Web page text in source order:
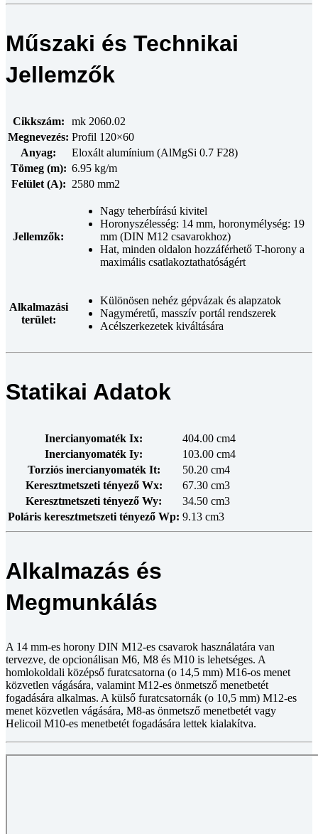
Műszaki és Technikai
Jellemzők
Cikkszám:
mk 2060.02
Megnevezés: Profil 120×60
Anyag:
Eloxált alumínium (AlMgSi 0.7 F28)
Tömeg (m): 6.95 kg/m
Felület (A): 2580 mm2
Jellemzők:
Nagy teherbírású kivitel
Horonyszélesség: 14 mm, horonymélység: 19
mm (DIN M12 csavarokhoz)
Hat, minden oldalon hozzáférhető T-horony a
maximális csatlakoztathatóságért
Alkalmazási
terület:
Különösen nehéz gépvázak és alapzatok
Nagyméretű, masszív portál rendszerek
Acélszerkezetek kiváltására
Statikai Adatok
Inercianyomaték Ix:
404.00 cm4
Inercianyomaték Iy:
103.00 cm4
Torziós inercianyomaték It:
50.20 cm4
Keresztmetszeti tényező Wx:
67.30 cm3
Keresztmetszeti tényező Wy:
34.50 cm3
Poláris keresztmetszeti tényező Wp: 9.13 cm3
Alkalmazás és
Megmunkálás
A 14 mm-es horony DIN M12-es csavarok használatára van
tervezve, de opcionálisan M6, M8 és M10 is lehetséges. A
homlokoldali középső furatcsatorna (o 14,5 mm) M16-os menet
közvetlen vágására, valamint M12-es önmetsző menetbetét
fogadására alkalmas. A külső furatcsatornák (o 10,5 mm) M12-es
menet közvetlen vágására, M8-as önmetsző menetbetét vagy
Helicoil M10-es menetbetét fogadására lettek kialakítva.